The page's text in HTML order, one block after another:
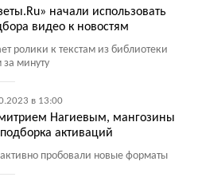
начали использовать
видео к новостям
ролики к текстам из библиотеки
минуту
в 13:00
Нагиевым, мангозины
активаций
пробовали новые форматы